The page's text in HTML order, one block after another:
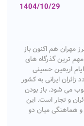
1404/10/29
مهران هم اکنون باز
ترین گذرگاه های
اربعین حسینی
ایرانی به کشور
می شود. باز بودن
و تجار است. این
هماهنگی میان دو